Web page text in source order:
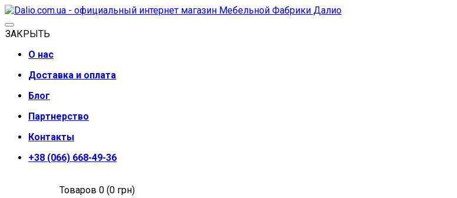
ЗАКРЫТЬ
О нас
Доставка и оплата
Блог
Партнерство
Контакты
+38 (066) 668-49-36
Товаров 0 (0 грн)